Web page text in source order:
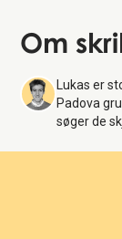
Om
Lukas er
Padova
søger de